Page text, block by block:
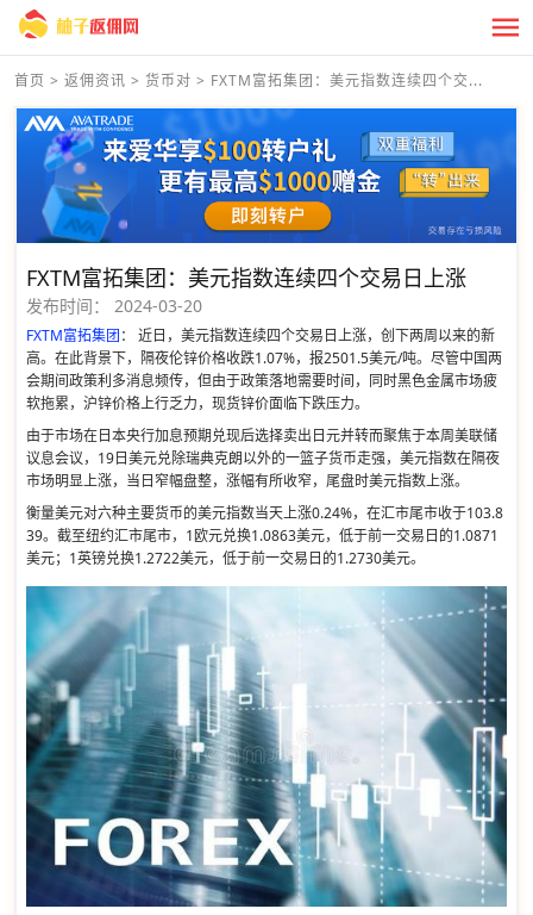
首页 > 返佣资讯 > 货币对 > FXTM富拓集团：美元指数连续四个交...
FXTM富拓集团：美元指数连续四个交易日上涨
发布时间： 2024-03-20
FXTM富拓集团： 近日，美元指数连续四个交易日上涨，创下两周以来的新
高。在此背景下，隔夜伦锌价格收跌1.07%，报2501.5美元/吨。尽管中国两
会期间政策利多消息频传，但由于政策落地需要时间，同时黑色金属市场疲
软拖累，沪锌价格上行乏力，现货锌价面临下跌压力。
由于市场在日本央行加息预期兑现后选择卖出日元并转而聚焦于本周美联储
议息会议，19日美元兑除瑞典克朗以外的一篮子货币走强，美元指数在隔夜
市场明显上涨，当日窄幅盘整，涨幅有所收窄，尾盘时美元指数上涨。
衡量美元对六种主要货币的美元指数当天上涨0.24%，在汇市尾市收于103.8
39。截至纽约汇市尾市，1欧元兑换1.0863美元，低于前一交易日的1.0871
美元；1英镑兑换1.2722美元，低于前一交易日的1.2730美元。